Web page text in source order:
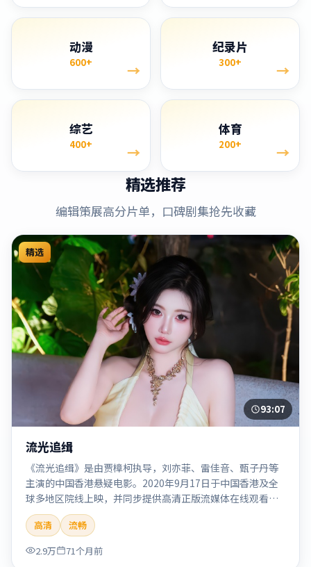
动漫
600+ →
纪录片
300+ →
综艺
400+ →
体育
200+ →
精选推荐
编辑策展高分片单，口碑剧集抢先收藏
精选
93:07
流光追缉
《流光追缉》是由贾樟柯执导，刘亦菲、雷佳音、甄子丹等
主演的中国香港悬疑电影。2020年9月17日于中国香港及全
球多地区院线上映，并同步提供高清正版流媒体在线观看。
剧情与看点：悬念层层推进，线索相互勾连，结局出人意
料，适合推理爱好者。本片适合检索「流光追缉」「贾樟
柯」「悬疑」「中国香港」「2020」「2020-09-17上映」等
关键词的影迷阅读简介与主创信息。
高清
流畅
2.9万
71个月前